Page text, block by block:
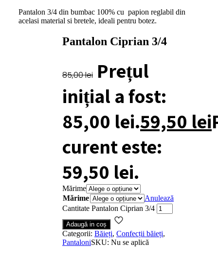
Pantalon 3/4 din bumbac 100% cu papion reglabil din
acelasi material si bretele, ideali pentru botez.
Pantalon Ciprian 3/4
85,00lei Prețul
inițial a fost:
85,00 lei.59,50 lei
curent este:
59,50 lei.
Mărime
Mărime
Anulează
Cantitate Pantalon Ciprian 3/4
Adaugă in coș
Categorii: Băieți, Confecții băieți,
PantaloniSKU: Nu se aplică